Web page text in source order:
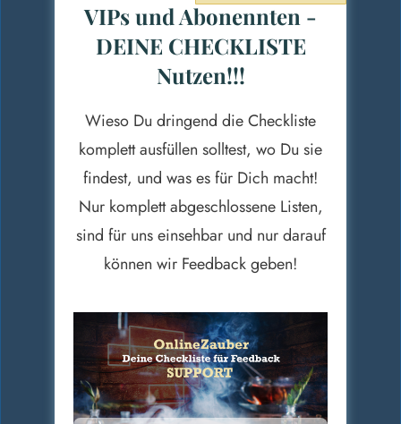
VIPs und Abonennten -
DEINE CHECKLISTE
Nutzen!!!
Wieso Du dringend die Checkliste
komplett ausfüllen solltest, wo Du sie
findest, und was es für Dich macht!
Nur komplett abgeschlossene Listen,
sind für uns einsehbar und nur darauf
können wir Feedback geben!